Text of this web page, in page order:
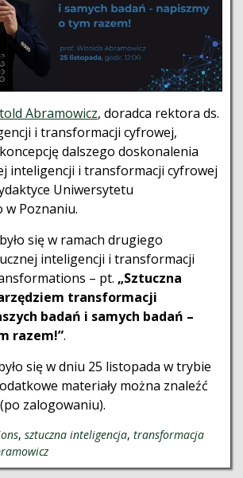
Abramowicz, doradca rektora ds.
i transformacji cyfrowej,
dalszego doskonalenia
inteligencji i transformacji cyfrowej
Uniwersytetu
w Poznaniu.
się w ramach drugiego
inteligencji i transformacji
– pt. „Sztuczna
transformacji
badań i samych badań –
razem!”.
się w dniu 25 listopada w trybie
materiały można znaleźć
(po zalogowaniu).
, sztuczna inteligencja, transformacja